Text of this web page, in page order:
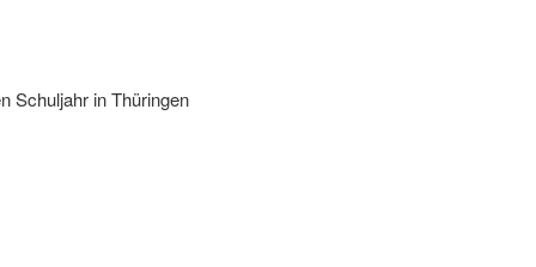
Schuljahr in Thüringen